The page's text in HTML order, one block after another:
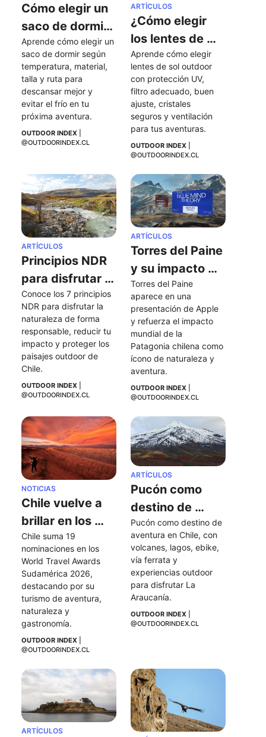
Cómo elegir un
saco de dormir:
temperatura,
materiales y
consejos clave
Aprende cómo elegir un
saco de dormir según
temperatura, material,
talla y ruta para
descansar mejor y
evitar el frío en tu
próxima aventura.
OUTDOOR INDEX
@OUTDOORINDEX.CL
ARTÍCULOS
¿Cómo elegir
los lentes de
sol perfectos
para mis
actividades al
aire libre?
Aprende cómo elegir
lentes de sol outdoor
con protección UV,
filtro adecuado, buen
ajuste, cristales
seguros y ventilación
para tus aventuras.
OUTDOOR INDEX
@OUTDOORINDEX.CL
ARTÍCULOS
Principios NDR
para disfrutar
la naturaleza
de forma
responsable
Conoce los 7 principios
NDR para disfrutar la
naturaleza de forma
responsable, reducir tu
impacto y proteger los
paisajes outdoor de
Chile.
OUTDOOR INDEX
@OUTDOORINDEX.CL
ARTÍCULOS
Torres del Paine
y su impacto
tras aparecer
en una
presentación
de Apple
Torres del Paine
aparece en una
presentación de Apple
y refuerza el impacto
mundial de la
Patagonia chilena como
ícono de naturaleza y
aventura.
OUTDOOR INDEX
@OUTDOORINDEX.CL
NOTICIAS
Chile vuelve a
brillar en los
World Travel
Awards
Sudamérica
2026
Chile suma 19
nominaciones en los
World Travel Awards
Sudamérica 2026,
destacando por su
turismo de aventura,
naturaleza y
gastronomía.
OUTDOOR INDEX
@OUTDOORINDEX.CL
ARTÍCULOS
Pucón como
destino de
aventura en
Chile
Pucón como destino de
aventura en Chile, con
volcanes, lagos, ebike,
vía ferrata y
experiencias outdoor
para disfrutar La
Araucanía.
OUTDOOR INDEX
@OUTDOORINDEX.CL
ARTÍCULOS